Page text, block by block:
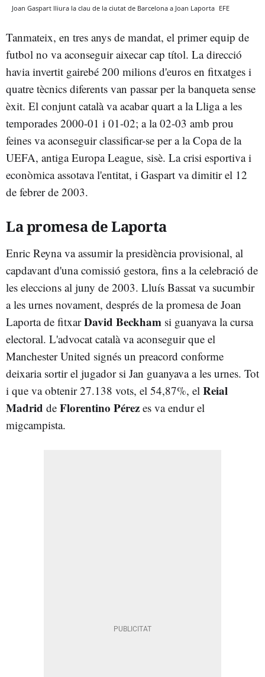
Joan Gaspart lliura la clau de la ciutat de Barcelona a Joan Laporta EFE
Tanmateix, en tres anys de mandat, el primer equip de
futbol no va aconseguir aixecar cap títol. La direcció
havia invertit gairebé 200 milions d'euros en fitxatges i
quatre tècnics diferents van passar per la banqueta sense
èxit. El conjunt català va acabar quart a la Lliga a les
temporades 2000-01 i 01-02; a la 02-03 amb prou
feines va aconseguir classificar-se per a la Copa de la
UEFA, antiga Europa League, sisè. La crisi esportiva i
econòmica assotava l'entitat, i Gaspart va dimitir el 12
de febrer de 2003.
La promesa de Laporta
Enric Reyna va assumir la presidència provisional, al
capdavant d'una comissió gestora, fins a la celebració de
les eleccions al juny de 2003. Lluís Bassat va sucumbir
a les urnes novament, després de la promesa de Joan
Laporta de fitxarDavid Beckham si guanyava la cursa
electoral. L'advocat català va aconseguir que el
Manchester United signés un preacord conforme
deixaria sortir el jugador si Jan guanyava a les urnes. Tot
i que va obtenir 27.138 vots, el 54,87%, el Reial
Madrid de Florentino Pérez es va endur el
migcampista.